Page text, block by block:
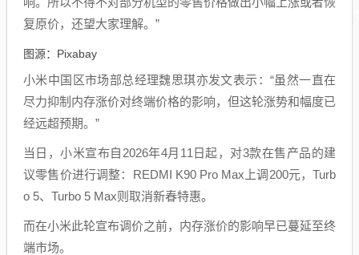
复原价，还望大家理解。”
图源：Pixabay
小米中国区市场部总经理魏思琪亦发文表示：“虽然一直在
尽力抑制内存涨价对终端价格的影响，但这轮涨势和幅度已
经远超预期。”
当日，小米宣布自2026年4月11日起，对3款在售产品的建
议零售价进行调整：REDMI K90 Pro Max上调200元，Turb
o 5、Turbo 5 Max则取消新春特惠。
而在小米此轮宣布调价之前，内存涨价的影响早已蔓延至终
端市场。